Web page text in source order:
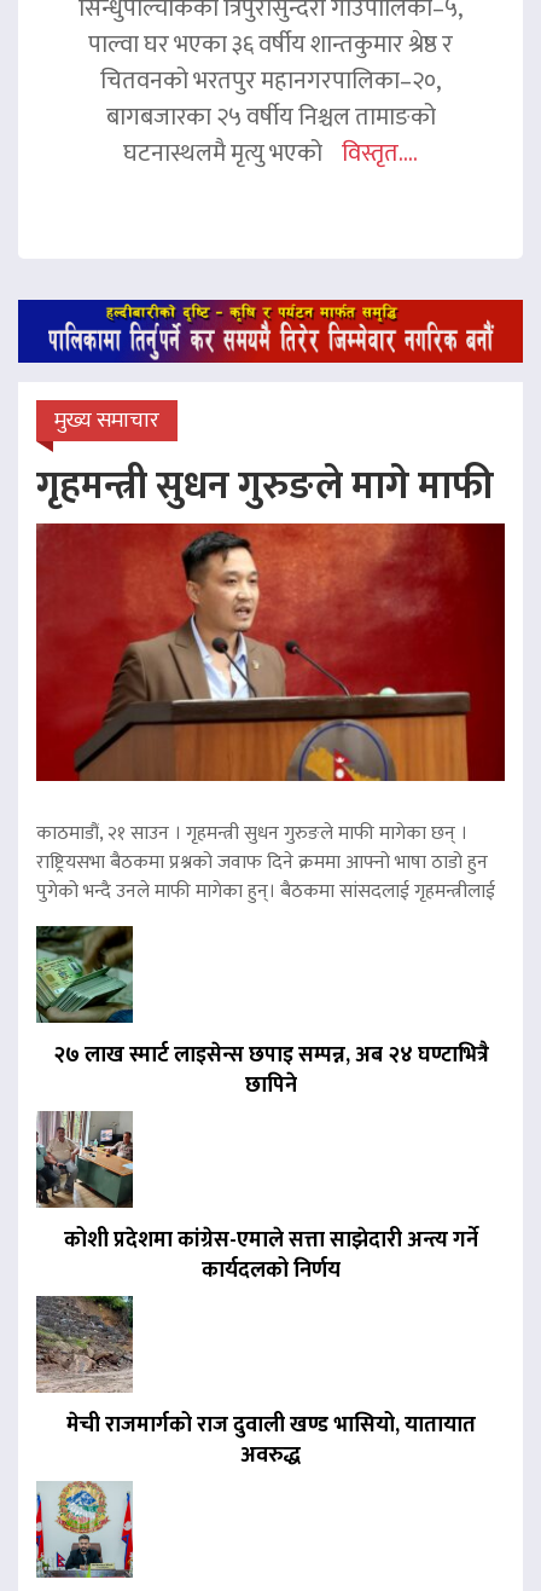
पाल्वा घर भएका ३६ वर्षीय शान्तकुमार श्रेष्ठ र
चितवनको भरतपुर महानगरपालिका–२०,
बागबजारका २५ वर्षीय निश्चल तामाङको
घटनास्थलमै मृत्यु भएको विस्तृत....
मुख्य समाचार
गृहमन्त्री सुधन गुरुङले मागे माफी
काठमाडौं, २१ साउन । गृहमन्त्री सुधन गुरुङले माफी मागेका छन् ।
राष्ट्रियसभा बैठकमा प्रश्नको जवाफ दिने क्रममा आफ्नो भाषा ठाडो हुन
पुगेको भन्दै उनले माफी मागेका हुन्। बैठकमा सांसदलाई गृहमन्त्रीलाई
२७ लाख स्मार्ट लाइसेन्स छपाइ सम्पन्न, अब २४ घण्टाभित्रै
छापिने
कोशी प्रदेशमा कांग्रेस-एमाले सत्ता साझेदारी अन्त्य गर्ने
कार्यदलको निर्णय
मेची राजमार्गको राज दुवाली खण्ड भासियो, यातायात
अवरुद्ध